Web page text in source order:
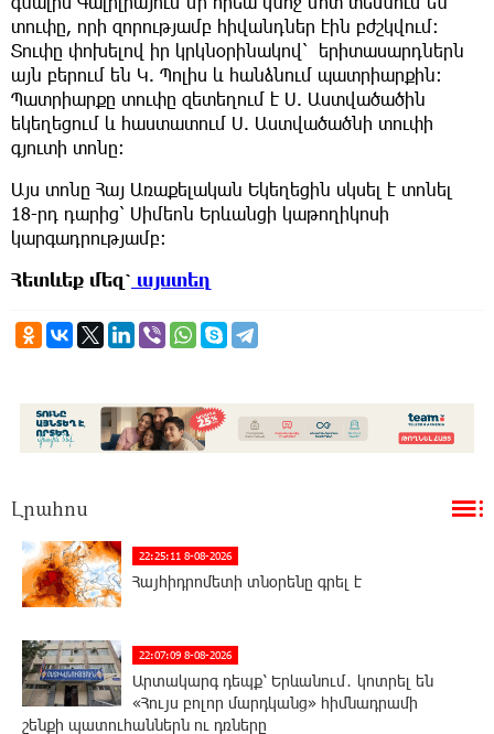
տուփը, որի զորությամբ հիվանդներ էին բժշկվում:
Տուփը փոխելով իր կրկնօրինակով՝ երիտասարդներն
այն բերում են Կ. Պոլիս և հանձնում պատրիարքին:
Պատրիարքը տուփը զետեղում է Ս. Աստվածածին
եկեղեցում և հաստատում Ս. Աստվածածնի տուփի
գյուտի տոնը:
Այս տոնը Հայ Առաքելական Եկեղեցին սկսել է տոնել
18-րդ դարից՝ Սիմեոն Երևանցի կաթողիկոսի
կարգադրությամբ:
Հետևեք մեզ՝ այստեղ
Լրահոս
22:25:11 8-08-2026
Հայհիդրոմետի տնօրենը գրել է
22:07:09 8-08-2026
Արտակարգ դեպք՝ Երևանում․ կոտրել են
«Հույս բոլոր մարդկանց» հիմնադրամի
շենքի պատուհաններն ու դռները